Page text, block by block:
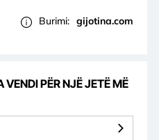
Burimi: gijotina.com
VENDI PËR NJË JETË MË